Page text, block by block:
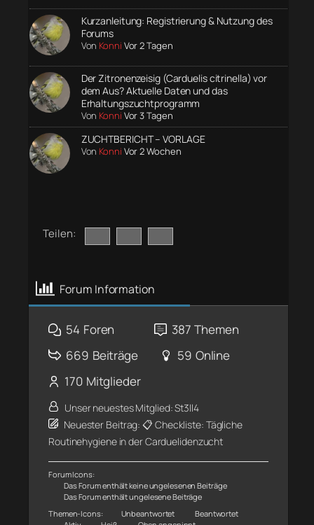
Kurzanleitung: Registrierung & Nutzung des
Forums
Von Konni Vor 2 Tagen
Der Zitronenzeisig (Carduelis citrinella) vor
dem Aus? Aktuelle Daten und das
Erhaltungszuchtprogramm
Von Konni Vor 3 Tagen
ZUCHTBERICHT – VORLAGE
Von Konni Vor 2 Wochen
Teilen:
Forum Information
54 Foren 387 Themen
669 Beiträge 59 Online
170 Mitglieder
Unser neuestes Mitglied:St3ll4
Neuester Beitrag:📋 Checkliste: Tägliche
Routinehygiene in der Carduelidenzucht
Forum Icons:
Das Forum enthält keine ungelesenen Beiträge
Das Forum enthält ungelesene Beiträge
Themen-Icons:
Unbeantwortet
Beantwortet